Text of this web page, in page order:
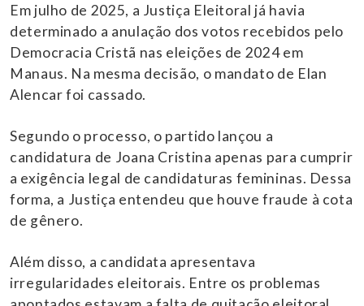
Em julho de 2025, a Justiça Eleitoral já havia
determinado a anulação dos votos recebidos pelo
Democracia Cristã nas eleições de 2024 em
Manaus. Na mesma decisão, o mandato de Elan
Alencar foi cassado.
Segundo o processo, o partido lançou a
candidatura de Joana Cristina apenas para cumprir
a exigência legal de candidaturas femininas. Dessa
forma, a Justiça entendeu que houve fraude à cota
de gênero.
Além disso, a candidata apresentava
irregularidades eleitorais. Entre os problemas